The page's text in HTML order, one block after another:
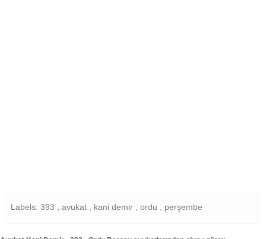
Labels: 393 , avukat , kani demir , ordu , perşembe